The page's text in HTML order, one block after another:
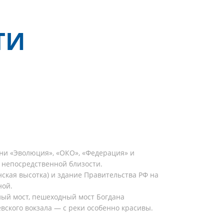
«Эволюция», «ОКО», «Федерация» и
близости.
высотка) и здание Правительства РФ на
мост, пешеходный мост Богдана
вокзала — с реки особенно красивы.